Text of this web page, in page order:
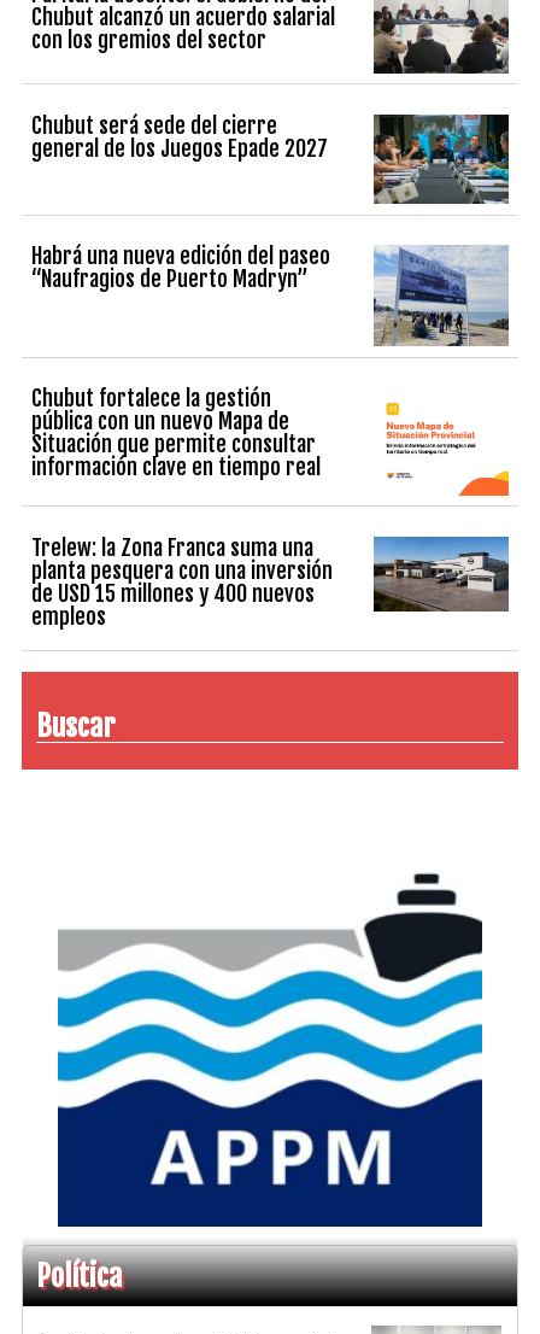
Chubut alcanzó un acuerdo salarial
con los gremios del sector
Chubut será sede del cierre
general de los Juegos Epade 2027
Habrá una nueva edición del paseo
“Naufragios de Puerto Madryn”
Chubut fortalece la gestión
pública con un nuevo Mapa de
Situación que permite consultar
información clave en tiempo real
Trelew: la Zona Franca suma una
planta pesquera con una inversión
de USD 15 millones y 400 nuevos
empleos
Buscar
Política